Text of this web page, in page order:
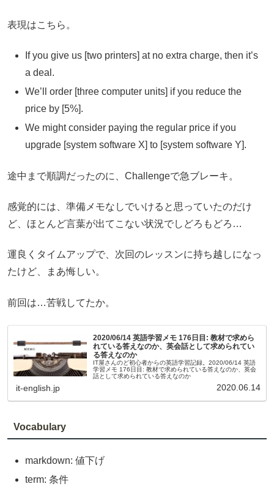
表現はこちら。
If you give us [two printers] at no extra charge, then it’s
a deal.
We’ll order [three computer units] if you reduce the
price by [5%].
We might consider paying the regular price if you
upgrade [system software X] to [system software Y].
途中まで順調だったのに、Challengeで急ブレーキ。
感覚的には、準備メモなしでいけると思っていたのだけ
ど、ほとんど言葉が出てこない状況でしどろもどろ…
運良くタイムアップで、次回のレッスンに持ち越しになっ
たけど、まあ悔しい。
前回は…苦戦してたか。
2020/06/14 英語学習メモ 176日目: 教材で求めら
れている答えなのか、英会話として求められてい
る答えなのか
IT屋さんのど初心者からの英語学習記録。2020/06/14 英語
学習メモ 176日目: 教材で求められている答えなのか、英会
話として求められている答えなのか
it-english.jp 2020.06.14
Vocabulary
markdown: 値下げ
term: 条件